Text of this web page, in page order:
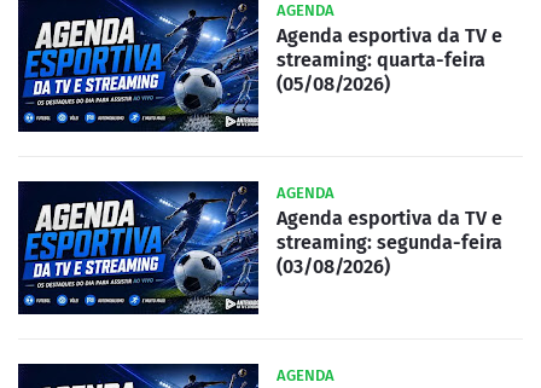
AGENDA
Agenda esportiva da TV e
streaming: quarta-feira
(05/08/2026)
AGENDA
Agenda esportiva da TV e
streaming: segunda-feira
(03/08/2026)
AGENDA